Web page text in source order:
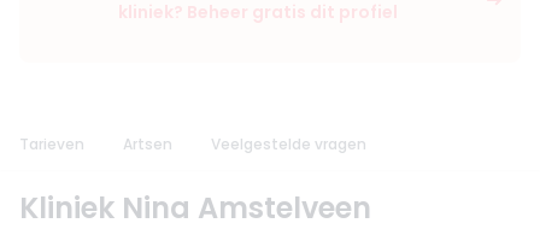
kliniek? Beheer gratis dit profiel
Tarieven Artsen Veelgestelde vragen
Kliniek Nina Amstelveen